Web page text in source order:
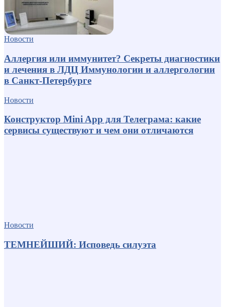
Новости
Аллергия или иммунитет? Секреты диагностики
и лечения в ЛДЦ Иммунологии и аллергологии
в Санкт-Петербурге
Новости
Конструктор Mini App для Телеграма: какие
сервисы существуют и чем они отличаются
Новости
ТЕМНЕЙШИЙ: Исповедь силуэта